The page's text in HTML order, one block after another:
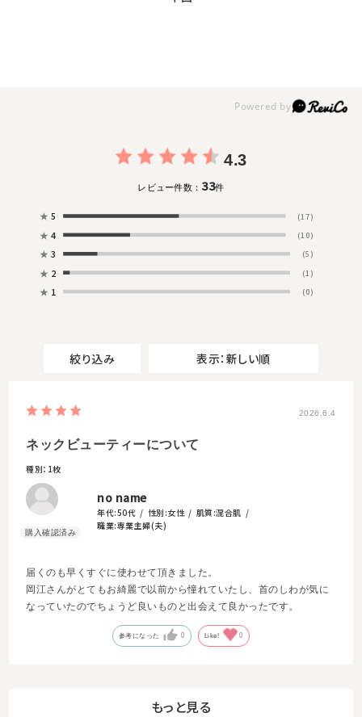
4.3
レビュー件数： 33件
★ 5 (17)
★ 4 (10)
★ 3 (5)
★ 2 (1)
★ 1 (0)
絞り込み 表示：新しい順
2026.6.4
ネックビューティーについて
種別：1枚
no name
年代:50代 性別:女性 肌質:混合肌
職業:専業主婦(夫)
届くのも早くすぐに使わせて頂きました。
岡江さんがとてもお綺麗で以前から憧れていたし、首のしわが気に
なっていたのでちょうど良いものと出会えて良かったです。
参考になった 0 Like! 0
もっと見る